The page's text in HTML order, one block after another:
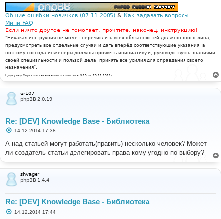
Общие ошибки новичков (07.11.2005) & Как задавать вопросы
Мини FAQ
Если ничто другое не помогает, прочтите, наконец, инструкцию!
"Никакая инструкция не может перечислить всех обязанностей должностного лица,
предусмотреть все отдельные случаи и дать вперёд соответствующие указания, а
поэтому господа инженеры должны проявить инициативу и, руководствуясь знаниями
своей специальности и пользой дела, принять все усилия для оправдания своего
назначения".
Циркуляр Морского технического комитета №15 от 29.11.1910 г.
er107
phpBB 2.0.19
Re: [DEV] Knowledge Base - Библиотека
С
о
б
щ
и
е
14.12.2014 17:38
А над статьей могут работать(править) несколько человек? Может
ли создатель статьи делегировать права кому угодно по выбору?
shvager
phpBB 1.4.4
Re: [DEV] Knowledge Base - Библиотека
С14.12.2014 17:44